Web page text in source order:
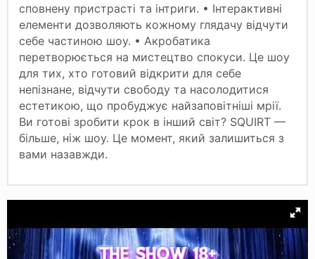
сповнену пристрасті та інтриги. • Інтерактивні
елементи дозволяють кожному глядачу відчути
себе частиною шоу. • Акробатика
перетворюється на мистецтво спокуси. Це шоу
для тих, хто готовий відкрити для себе
непізнане, відчути свободу та насолодитися
естетикою, що пробуджує найзаповітніші мрії.
Ви готові зробити крок в інший світ? SQUIRT —
більше, ніж шоу. Це момент, який залишиться з
вами назавжди.